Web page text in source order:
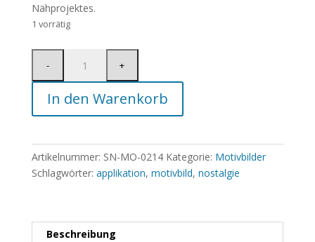
Nähprojektes.
1 vorrätig
In den Warenkorb
Artikelnummer: SN-MO-0214 Kategorie: Motivbilder
Schlagwörter: applikation, motivbild, nostalgie
Beschreibung